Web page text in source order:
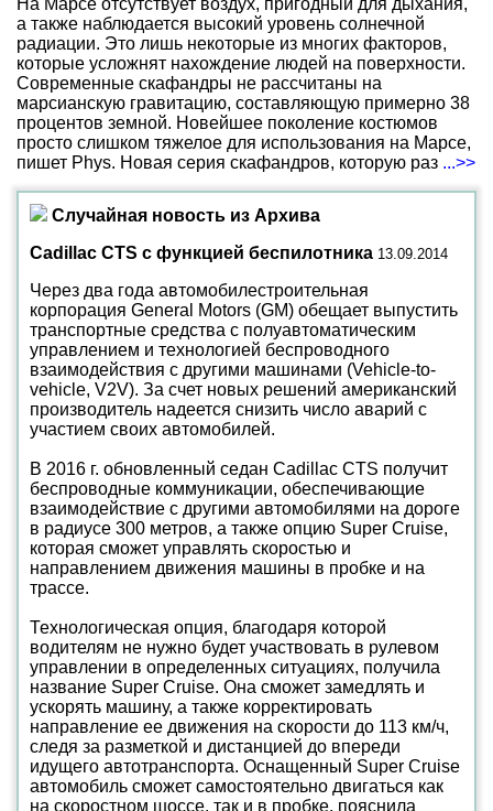
На Марсе отсутствует воздух, пригодный для дыхания,
а также наблюдается высокий уровень солнечной
радиации. Это лишь некоторые из многих факторов,
которые усложнят нахождение людей на поверхности.
Современные скафандры не рассчитаны на
марсианскую гравитацию, составляющую примерно 38
процентов земной. Новейшее поколение костюмов
просто слишком тяжелое для использования на Марсе,
пишет Phys. Новая серия скафандров, которую раз ...>>
Случайная новость из Архива
Cadillac CTS с функцией беспилотника 13.09.2014
Через два года автомобилестроительная
корпорация General Motors (GM) обещает выпустить
транспортные средства с полуавтоматическим
управлением и технологией беспроводного
взаимодействия с другими машинами (Vehicle-to-
vehicle, V2V). За счет новых решений американский
производитель надеется снизить число аварий с
участием своих автомобилей.
В 2016 г. обновленный седан Cadillac CTS получит
беспроводные коммуникации, обеспечивающие
взаимодействие с другими автомобилями на дороге
в радиусе 300 метров, а также опцию Super Cruise,
которая сможет управлять скоростью и
направлением движения машины в пробке и на
трассе.
Технологическая опция, благодаря которой
водителям не нужно будет участвовать в рулевом
управлении в определенных ситуациях, получила
название Super Cruise. Она сможет замедлять и
ускорять машину, а также корректировать
направление ее движения на скорости до 113 км/ч,
следя за разметкой и дистанцией до впереди
идущего автотранспорта. Оснащенный Super Cruise
автомобиль сможет самостоятельно двигаться как
на скоростном шоссе, так и в пробке, пояснила